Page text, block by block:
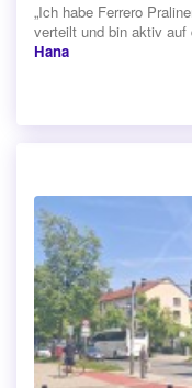
„Ich habe Ferrero
verteilt und bin aktiv auf
Hana